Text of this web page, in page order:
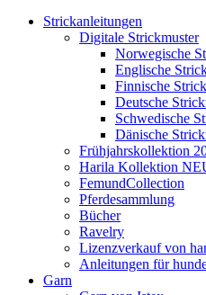
Strickanleitungen
Digitale Strickmuster
Norwegische
Englische
Finnische
Deutsche
Schwedische
Dänische
Frühjahrskollektion
Harila Kollektion
FemundCollection
Pferdesammlung
Bücher
Ravelry
Lizenzverkauf von
Anleitungen für
Garn